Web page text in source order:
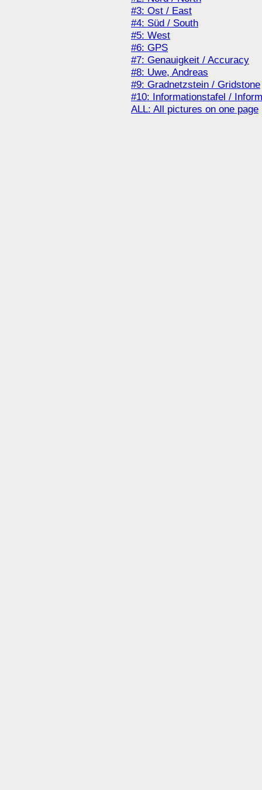
#3: Ost / East
#4: Süd / South
#5: West
#6: GPS
#7: Genauigkeit / Accuracy
#8: Uwe, Andreas
#9: Gradnetzstein / Gridstone
#10: Informationstafel /
ALL: All pictures on one page